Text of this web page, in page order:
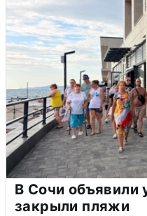
В Сочи объявили
закрыли пляжи